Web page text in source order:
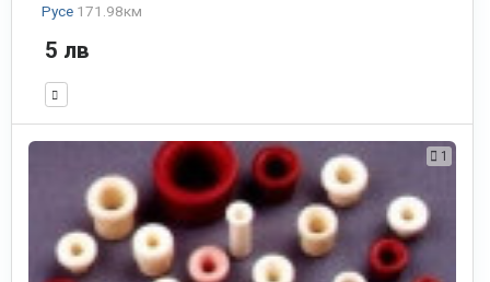
Русе 171.98км
5 лв
1